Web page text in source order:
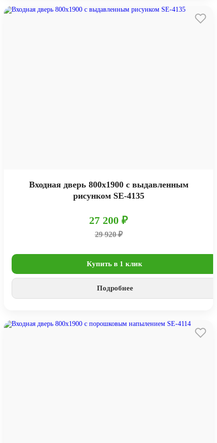
Входная дверь 800х1900 с выдавленным
рисунком SE-4135
27 200 ₽
29 920 ₽
Купить в 1 клик
Подробнее